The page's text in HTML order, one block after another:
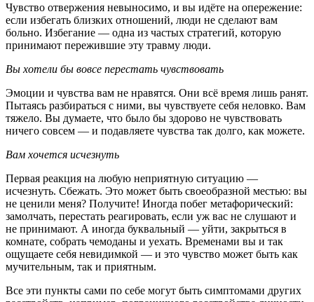
Чувство отвержения невыносимо, и вы идёте на опережение:
если избегать близких отношений, люди не сделают вам
больно. Избегание — одна из частых стратегий, которую
принимают пережившие эту травму люди.
Вы хотели бы вовсе перестать чувствовать
Эмоции и чувства вам не нравятся. Они всё время лишь ранят.
Пытаясь разбираться с ними, вы чувствуете себя неловко. Вам
тяжело. Вы думаете, что было бы здорово не чувствовать
ничего совсем — и подавляете чувства так долго, как можете.
Вам хочется исчезнуть
Первая реакция на любую неприятную ситуацию —
исчезнуть. Сбежать. Это может быть своеобразной местью: вы
не ценили меня? Получите! Иногда побег метафорический:
замолчать, перестать реагировать, если уж вас не слушают и
не принимают. А иногда буквальный — уйти, закрыться в
комнате, собрать чемоданы и уехать. Временами вы и так
ощущаете себя невидимкой — и это чувство может быть как
мучительным, так и приятным.
Все эти пункты сами по себе могут быть симптомами других